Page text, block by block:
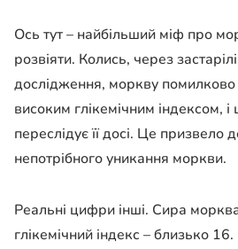
Ось тут – найбільший міф про
розвіяти. Колись, через
дослідження, моркву
високим глікемічним індексом, і
переслідує її досі. Це призвело
непотрібного уникання моркви.
Реальні цифри інші. Сира
глікемічний індекс – близько